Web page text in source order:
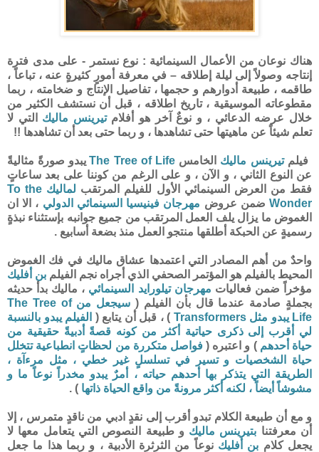
هناك نوعان من الأعمال السينمائية : نوع نستمر - على مدى فترة
إنتاجه وصولاً إلى ليلة إطلاقه – في معرفة أمورٍ كثيرةٍ عنه ، تباعاً ،
طاقمه ، طبيعة أدوارهم و حجمها ، تفاصيل الإنتاج و ضخامته ، ربما
مقطوعاته الموسيقية ، تاريخ اطلاقه ، قبل أن نستشف الكثير من
خلال عرضه الدعائي ، و نوعٌ آخر هو أفلامتيرينس ماليك
التي لا
تعلم شيئاً عن ماهيتها حتى تشاهدها ، و ربما حتى بعد أن تشاهدها !!
فيلمتيرينس ماليك الخامس The Tree of Lifeيبدو صورةً مثاليةً
عن النوع الثاني ، و الآن ، و على الرغم من كوننا على بعد ساعاتٍ
فقط من العرض السينمائي الأول للفيلم المرتقب لماليك To the
Wonderضمن عروض مهرجان فينيسيا السينمائي الدولي ، الا ان
الغموض ما يزال يلف العمل المرتقب من جميع جوانبه بإستثناء نبذةٍ
رسميةٍ عن الحبكة أطلقها منتجو العمل منذ بضعة أسابيع .
واحدٌ من أهم المصادر التي اعتمدها عشاق ماليك في فك الغموض
المحيط بالفيلم هو المؤتمر الصحفي الذي أجراه نجم الفيلم بن أفليك
مؤخراً ضمن فعاليات مهرجان تيلورايد السينمائي ، ماليك بدأ حديثه
بجملةٍ صادمة عندما قال بأن الفيلم ( سيجعل منThe Tree of
Life يبدو مثلTransformers ) ، قبل أن يتابع ( الفيلم يبدو بالنسبة
لي أقرب إلى ذكرى حياتية أكثر من كونه قصةً أدبيةً حقيقية من
حياة أحدهم ) و اعتبره (فواصل متكررة من لحظاتٍ انطباعية تتخلل
حياة الشخصيات و تسير في تسلسلٍ غير خطي ، مثل مرءآة ،
الطريقة التي يتذكر بها أحدهم حياته ، أمرٌ يبدو مخدراً نوعاً ما و
مشوشاً أيضاً ، لكنه أكثر مرونةً من واقع الحياة ذاتها ) .
و مع أن طبيعة الكلام تبدو أقرب إلى نقدٍ ادبي من ناقدٍ متمرس ، إلا
أن معرفتنا بتيرينس ماليك و طبيعة النصوص التي يتعامل معها لا
يجعل كلام بن أفليك نوعاً من الثرثرة الأدبية ، و ربما هذا ما جعل